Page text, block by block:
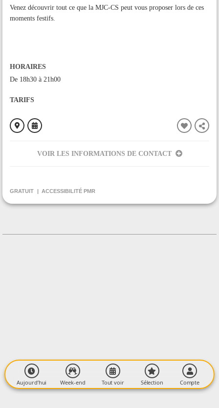
Venez découvrir tout ce que la MJC-CS peut vous proposer lors de ces
moments festifs.
HORAIRES
De 18h30 à 21h00
TARIFS
VOIR LES INFORMATIONS DE CONTACT
GRATUIT ACCESSIBILITÉ PMR
Aujourd’hui Week-end Tout voir Sélection Compte